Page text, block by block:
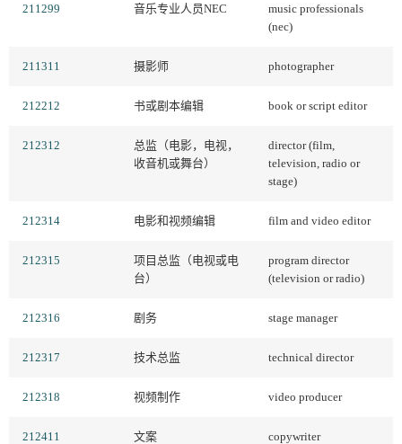
211299 音乐专业人员NEC
music professionals
(nec)
211311 摄影师 photographer
212212 书或剧本编辑 book or script editor
212312
总监（电影，电视，
收音机或舞台）
director (film,
television, radio or
stage)
212314 电影和视频编辑 film and video editor
212315
项目总监（电视或电
台）
program director
(television or radio)
212316 剧务 stage manager
212317 技术总监 technical director
212318 视频制作 video producer
212411 文案 copywriter